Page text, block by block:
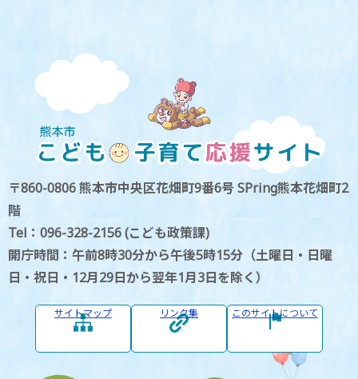
〒860-0806 熊本市中央区花畑町9番6号 SPring熊本花畑町2
階
Tel：096-328-2156 (こども政策課)
開庁時間：午前8時30分から午後5時15分（土曜日・日曜
日・祝日・12月29日から翌年1月3日を除く）
サイトマップ リンク集 このサイトについて